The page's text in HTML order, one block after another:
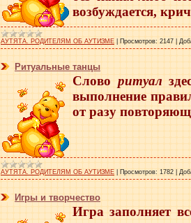
возбуждается,
АУТЯТА. РОДИТЕЛЯМ ОБ АУТИЗМЕ Просмотров: 2147
Ритуальные танцы
Слово ритуал
выполнение
от разу
АУТЯТА. РОДИТЕЛЯМ ОБ АУТИЗМЕ Просмотров: 1782
Игры и творчество
Игра заполняет